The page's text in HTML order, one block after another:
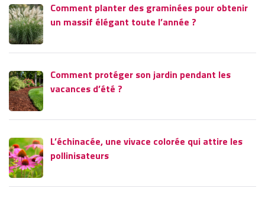
Comment planter des graminées pour obtenir
un massif élégant toute l’année ?
Comment protéger son jardin pendant les
vacances d’été ?
L’échinacée, une vivace colorée qui attire les
pollinisateurs